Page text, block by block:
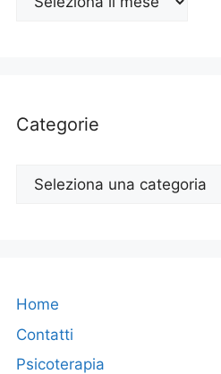
Categorie
Categorie
Home
Contatti
Psicoterapia